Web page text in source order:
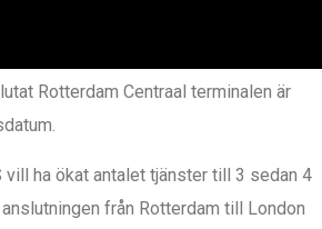
Rotterdam Centraal terminalen är
ha ökat antalet tjänster till 3 sedan 4
från Rotterdam till London